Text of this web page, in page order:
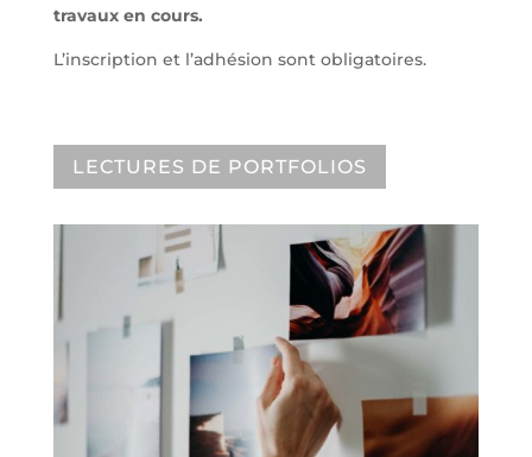
travaux en cours.
L’inscription et l’adhésion sont obligatoires.
LECTURES DE PORTFOLIOS